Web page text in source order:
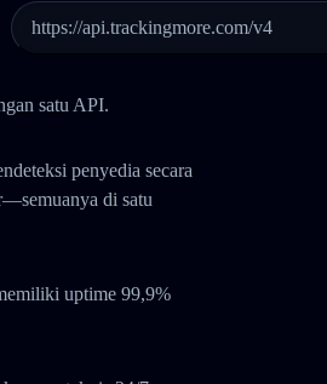
https://api.trackingmore.com/v4
satu API.
penyedia secara
di satu
uptime 99,9%